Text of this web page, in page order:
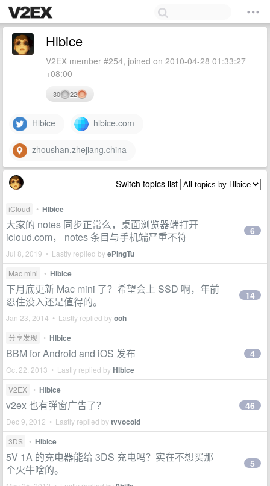
Hlbice
V2EX member #254, joined on 2010-04-28 01:33:27
+08:00
30 22
Hlbice hlbice.com
zhoushan,zhejiang,china
Switch topics list
iCloud • Hlbice
大家的 notes 同步正常么，桌面浏览器端打开
icloud.com， notes 条目与手机端严重不符
Jul 8, 2019 • Lastly replied byePingTu
6
Mac mini • Hlbice
下月底更新 Mac mini 了？希望会上 SSD 啊，年前
忍住没入还是值得的。
Jan 23, 2014 • Lastly replied byooh
14
分享发现 • Hlbice
BBM for Android and iOS 发布
Oct 22, 2013 • Lastly replied byHlbice
4
V2EX • Hlbice
v2ex 也有弹窗广告了？
Dec 9, 2012 • Lastly replied bytvvocold
46
3DS • Hlbice
5V 1A 的充电器能给 3DS 充电吗？实在不想买那
个火牛啥的。
5